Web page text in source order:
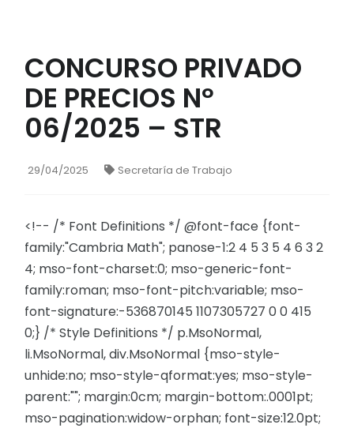
CONCURSO PRIVADO
DE PRECIOS Nº
06/2025 – STR
29/04/2025 Secretaría de Trabajo
<!-- /* Font Definitions */ @font-face {font-
family:"Cambria Math"; panose-1:2 4 5 3 5 4 6 3 2
4; mso-font-charset:0; mso-generic-font-
family:roman; mso-font-pitch:variable; mso-
font-signature:-536870145 1107305727 0 0 415
0;} /* Style Definitions */ p.MsoNormal,
li.MsoNormal, div.MsoNormal {mso-style-
unhide:no; mso-style-qformat:yes; mso-style-
parent:""; margin:0cm; margin-bottom:.0001pt;
mso-pagination:widow-orphan; font-size:12.0pt;